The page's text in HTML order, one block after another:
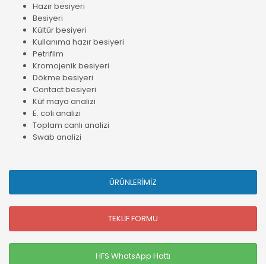
Hazır besiyeri
Besiyeri
Kültür besiyeri
Kullanıma hazır besiyeri
Petrifilm
Kromojenik besiyeri
Dökme besiyeri
Contact besiyeri
Küf maya analizi
E. coli analizi
Toplam canlı analizi
Swab analizi
ÜRÜNLERİMİZ
TEKLİF FORMU
HFS WhatsApp Hattı